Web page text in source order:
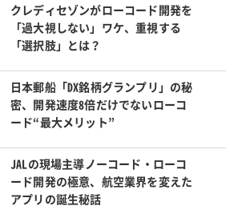
クレディセゾンがローコード開発を
「過大視しない」ワケ、重視する
「選択肢」とは？
日本郵船「DX銘柄グランプリ」の秘
密、開発速度8倍だけでないローコ
ード“最大メリット”
JALの現場主導ノーコード・ローコ
ード開発の極意、航空業界を変えた
アプリの誕生秘話